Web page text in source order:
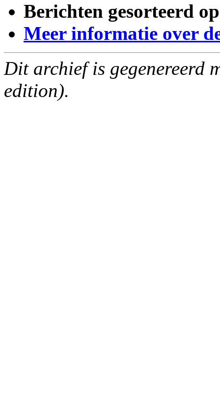
Berichten gesorteerd
Meer informatie over
Dit archief is gegenereerd
edition).